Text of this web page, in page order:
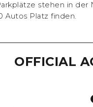
stehen in der
Autos Platz finden.
OFFICIAL